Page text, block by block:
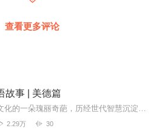
一边听故事一边学习成语,非常有意义,会
查看更多评论
故事 | 美德篇
成语是中华文化的一朵瑰丽奇葩，历经世代智慧沉淀，凝练出独属于中国的文字魅力。寥寥几字，言简意赅，字字珠玉，意义深远。学习成语，知古鉴今。以史资人，大到兴邦立国，...
2.29万 30